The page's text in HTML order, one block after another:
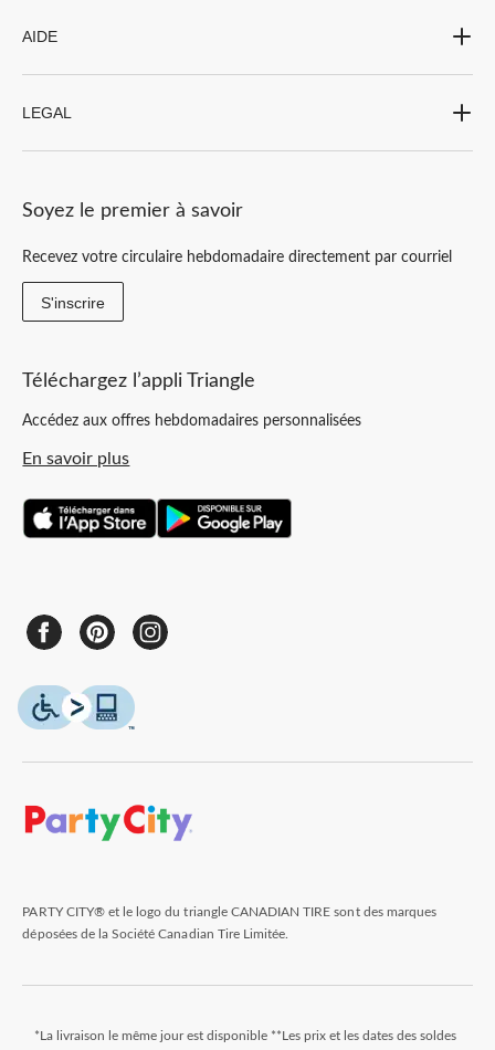
AIDE
LEGAL
Soyez le premier à savoir
Recevez votre circulaire hebdomadaire directement par courriel
S'inscrire
Téléchargez l’appli Triangle
Accédez aux offres hebdomadaires personnalisées
En savoir plus
PARTY CITY® et le logo du triangle CANADIAN TIRE sont des marques
déposées de la Société Canadian Tire Limitée.
*La livraison le même jour est disponible **Les prix et les dates des soldes